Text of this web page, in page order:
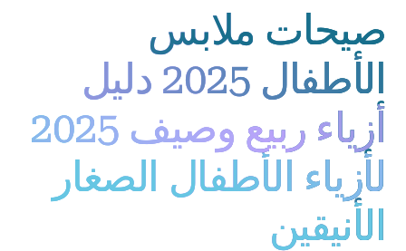
صيحات ملابس
الأطفال 2025 دليل
أزياء ربيع وصيف 2025
لأزياء الأطفال الصغار
الأنيقين